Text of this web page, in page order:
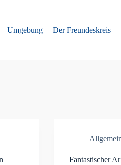
Umgebung Der Freundeskreis
Fantastischer